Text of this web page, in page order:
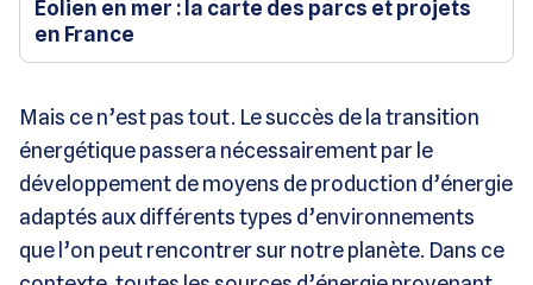
Éolien en mer : la carte des parcs et projets
en France
Mais ce n’est pas tout. Le succès de la transition
énergétique passera nécessairement par le
développement de moyens de production d’énergie
adaptés aux différents types d’environnements
que l’on peut rencontrer sur notre planète. Dans ce